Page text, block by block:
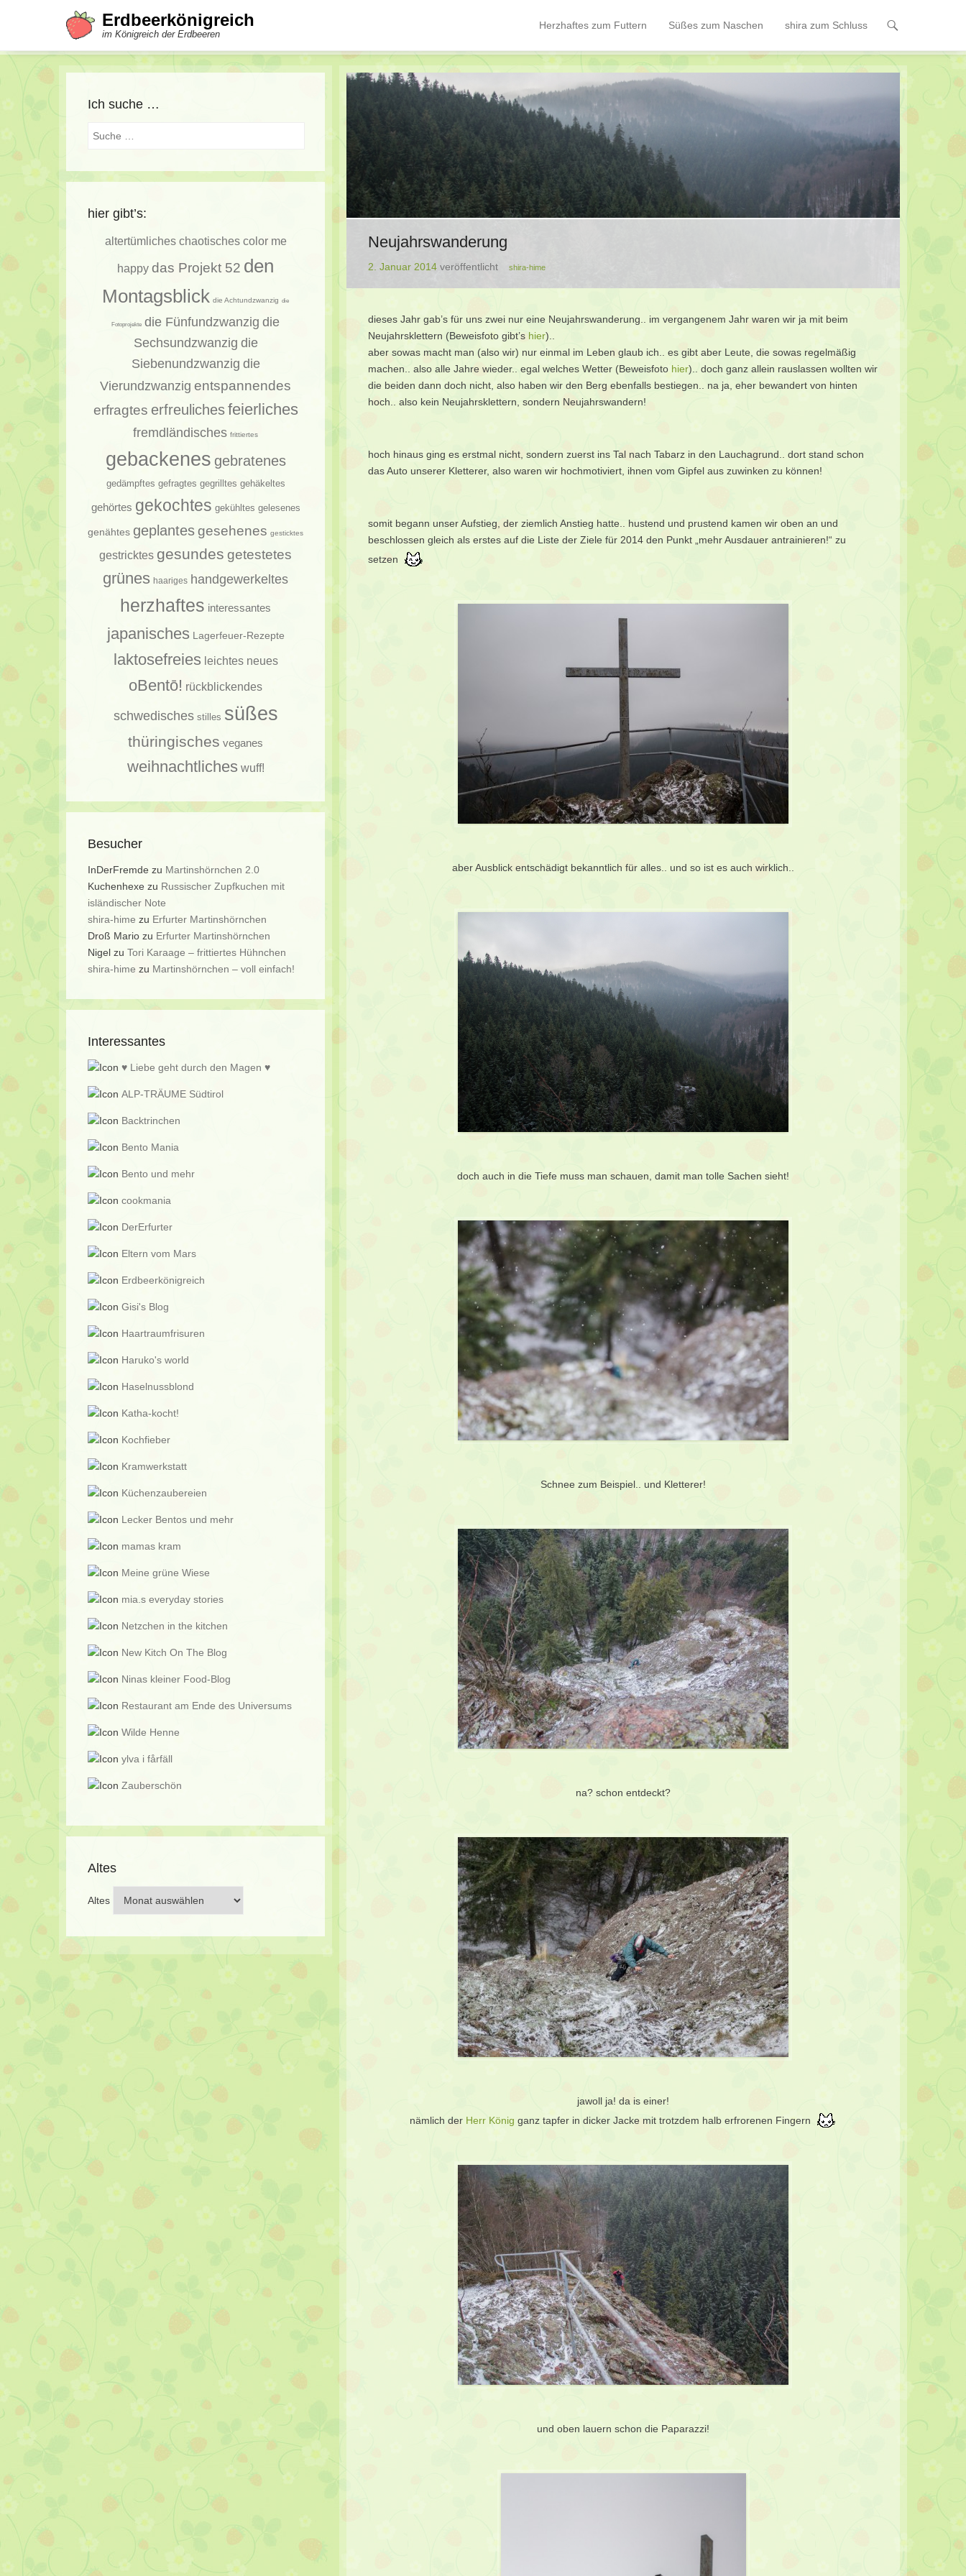
Erdbeerkönigreich
im Königreich der Erdbeeren
Hauptmenü
Springe zum Inhalt
Herzhaftes zum Futtern Süßes zum Naschen shira zum Schluss
Neujahrswanderung
2. Januar 2014 veröffentlicht shira-hime
dieses Jahr gab’s für uns zwei nur eine Neujahrswanderung.. im vergangenem Jahr waren wir ja mit beim
Neujahrsklettern (Beweisfoto gibt’s hier)..
aber sowas macht man (also wir) nur einmal im Leben glaub ich.. es gibt aber Leute, die sowas regelmäßig
machen.. also alle Jahre wieder.. egal welches Wetter (Beweisfoto hier).. doch ganz allein rauslassen wollten wir
die beiden dann doch nicht, also haben wir den Berg ebenfalls bestiegen.. na ja, eher bewandert von hinten
hoch.. also kein Neujahrsklettern, sondern Neujahrswandern!
hoch hinaus ging es erstmal nicht, sondern zuerst ins Tal nach Tabarz in den Lauchagrund.. dort stand schon
das Auto unserer Kletterer, also waren wir hochmotiviert, ihnen vom Gipfel aus zuwinken zu können!
somit begann unser Aufstieg, der ziemlich Anstieg hatte.. hustend und prustend kamen wir oben an und
beschlossen gleich als erstes auf die Liste der Ziele für 2014 den Punkt „mehr Ausdauer antrainieren!“ zu
setzen
aber Ausblick entschädigt bekanntlich für alles.. und so ist es auch wirklich..
doch auch in die Tiefe muss man schauen, damit man tolle Sachen sieht!
Schnee zum Beispiel.. und Kletterer!
na? schon entdeckt?
jawoll ja! da is einer!
nämlich der Herr König ganz tapfer in dicker Jacke mit trotzdem halb erfrorenen Fingern
und oben lauern schon die Paparazzi!
Ich suche …
Suche
hier gibt’s:
altertümliches chaotisches color me
happy das Projekt 52 den
Montagsblick die Achtundzwanzig die
Fotoprojekte die Fünfundzwanzig die
Sechsundzwanzig die
Siebenundzwanzig die
Vierundzwanzig entspannendes
erfragtes erfreuliches feierliches
fremdländisches frittiertes
gebackenes gebratenes
gedämpftes gefragtes gegrilltes gehäkeltes
gehörtes gekochtes gekühltes gelesenes
genähtes geplantesgesehenes gesticktes
gestricktes gesundes getestetes
grünes haariges handgewerkeltes
herzhaftes interessantes
japanisches Lagerfeuer-Rezepte
laktosefreies leichtes neues
oBentō! rückblickendes
schwedisches stilles süßes
thüringisches veganes
weihnachtliches wuff!
Besucher
InDerFremde zu Martinshörnchen 2.0
Kuchenhexe zu Russischer Zupfkuchen mit
isländischer Note
shira-hime zu Erfurter Martinshörnchen
Droß Mario zu Erfurter Martinshörnchen
Nigel zu Tori Karaage – frittiertes Hühnchen
shira-hime zu Martinshörnchen – voll einfach!
Interessantes
♥ Liebe geht durch den Magen ♥
ALP-TRÄUME Südtirol
Backtrinchen
Bento Mania
Bento und mehr
cookmania
DerErfurter
Eltern vom Mars
Erdbeerkönigreich
Gisi's Blog
Haartraumfrisuren
Haruko's world
Haselnussblond
Katha-kocht!
Kochfieber
Kramwerkstatt
Küchenzaubereien
Lecker Bentos und mehr
mamas kram
Meine grüne Wiese
mia.s everyday stories
Netzchen in the kitchen
New Kitch On The Blog
Ninas kleiner Food-Blog
Restaurant am Ende des Universums
Wilde Henne
ylva i fårfäll
Zauberschön
Altes
Altes